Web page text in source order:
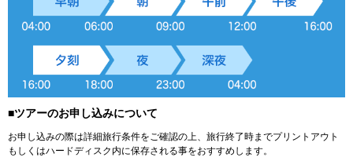
■ツアーのお申し込みについて
お申し込みの際は詳細旅行条件をご確認の上、旅行終了時までプリントアウト
もしくはハードディスク内に保存される事をおすすめします。